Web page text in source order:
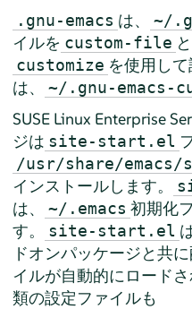
.gnu-emacs は、 ~/
イルを custom-file
customize を使用し
は、
~/.gnu-emacs-
SUSE Linux Enterprise
ジは site-start.el
/usr/share/
インストールします。
は、
~/.emacs 初期化
す。
site-start.el
ドオンパッケージと共
イルが自動的にロード
類の設定ファイルも